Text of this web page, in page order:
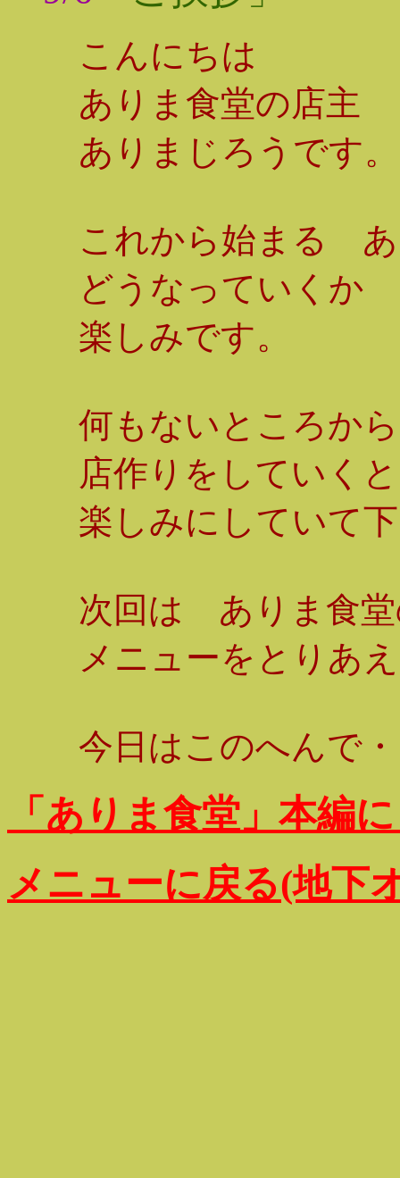
こんにちは
ありま食堂の店主
ありまじろうです。
これから始まる
どうなっていくか
楽しみです。
何もないところか
店作りをしていく
楽しみにしていて
次回は ありま食
メニューをとりあ
今日はこのへんで
「ありま食堂」本編
メニューに戻る(地下